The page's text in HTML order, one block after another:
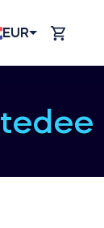
EUR
tedee